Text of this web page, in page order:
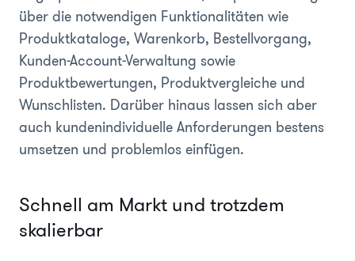
über die notwendigen Funktionalitäten wie
Produktkataloge, Warenkorb, Bestellvorgang,
Kunden-Account-Verwaltung sowie
Produktbewertungen, Produktvergleiche und
Wunschlisten. Darüber hinaus lassen sich aber
auch kundenindividuelle Anforderungen bestens
umsetzen und problemlos einfügen.
Schnell am Markt und trotzdem
skalierbar